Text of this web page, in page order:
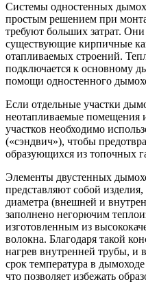
Системы одностенных
простым решением при
требуют больших затрат.
существующие кирпичные
отапливаемых строений.
подключается к основному
помощи одностенного
Если отдельные участки
неотапливаемые помещения
участков необходимо
(«сэндвич»), чтобы
образующихся из топочных
Элементы двустенных
представляют собой
диаметра (внешней и
заполнено негорючим
изготовленным из
волокна. Благодаря такой
нагрев внутренней трубы, и
срок температура в
что позволяет избежать